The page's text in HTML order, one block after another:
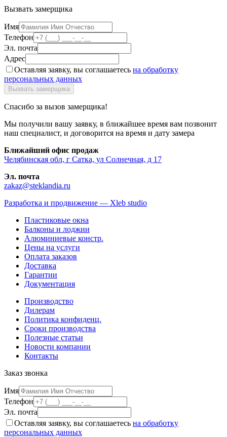
Вызвать замерщика
Имя
Телефон
Эл. почта
Адрес
Оставляя заявку, вы соглашаетесь на обработку
персональных данных
Спасибо за вызов замерщика!
Мы получили вашу заявку, в ближайшее время вам позвонит
наш специалист, и договорится на время и дату замера
Ближайший офис продаж
Челябинская обл, г Сатка, ул Солнечная, д 17
Эл. почта
zakaz@steklandia.ru
Разработка и продвижение — Xleb studio
Пластиковые окна
Балконы и лоджии
Алюминиевые констр.
Цены на услуги
Оплата заказов
Доставка
Гарантии
Документация
Производство
Дилерам
Политика конфиденц.
Сроки производства
Полезные статьи
Новости компании
Контакты
Заказ звонка
Имя
Телефон
Эл. почта
Оставляя заявку, вы соглашаетесь на обработку
персональных данных